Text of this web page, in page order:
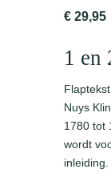
€ 29,95
1 en
Nuys
1780 tot
wordt